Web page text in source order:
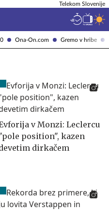
Ona-On.com Gremo v hribe
Telekom Slovenije
v Monzi: Leclercu
position", kazen
dirkačem